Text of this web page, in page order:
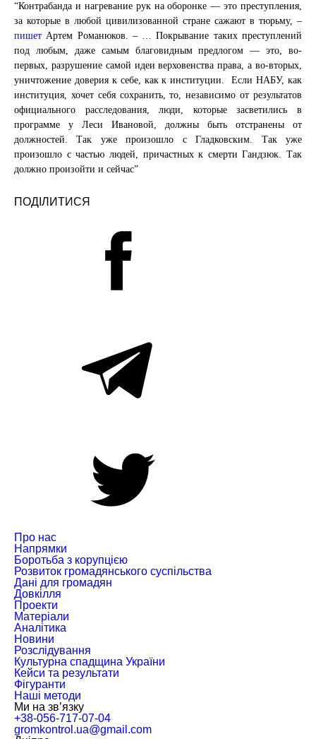
“Контрабанда и нагревание рук на оборонке — это преступления,
за которые в любой цивилизованной стране сажают в тюрьму, –
пишетАртем Романюков. – … Покрывание таких преступлений
под любым, даже самым благовидным предлогом — это, во-
первых, разрушение самой идеи верховенства права, а во-вторых,
уничтожение доверия к себе, как к институции. Если НАБУ, как
институция, хочет себя сохранить, то, независимо от результатов
официального расследования, люди, которые засветились в
программе у Леси Ивановой, должны быть отстранены от
должностей. Так уже произошло с Гладковским. Так уже
произошло с частью людей, причастных к смерти Гандзюк. Так
должно произойти и сейчас”
ПОДІЛИТИСЯ
Про нас
Напрямки
Боротьба з корупцією
Розвиток громадянського суспільства
Дані для громадян
Довкілля
Проекти
Матеріали
Аналітика
Новини
Розслідування
Культурна спадщина України
Кейси та результати
Фігуранти
Наші методи
Ми на зв’язку
+38-056-717-07-04
gromkontrol.ua@gmail.com